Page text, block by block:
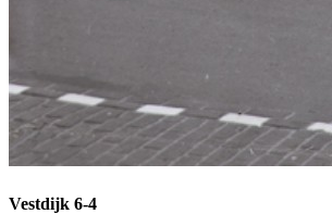
Vestdijk 6-4